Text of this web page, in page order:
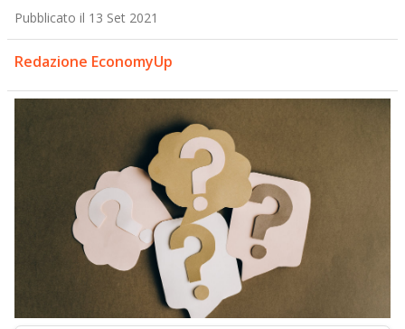
Pubblicato il 13 Set 2021
Redazione EconomyUp